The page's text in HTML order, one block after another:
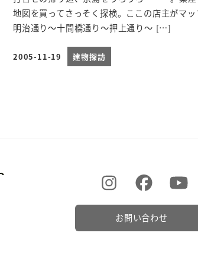
地図を買ってさっそく探検。ここの店主がマ
明治通り～十間橋通り～押上通り～ […]
投稿日
2005-11-19 建物探訪
お問い合わせ